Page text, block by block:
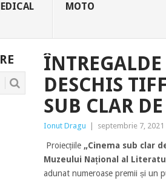
MOTO
DESCHIS
SUB CLAR
Ionut Dragu septembrie 7, 2021
Proiecțiile „Cinema sub clar
Muzeului Național al
adunat numeroase premii și un